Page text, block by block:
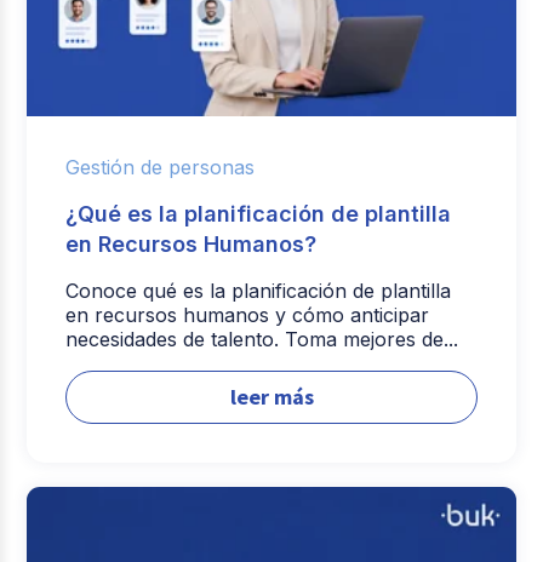
Gestión de personas
¿Qué es la planificación de plantilla
en Recursos Humanos?
Conoce qué es la planificación de plantilla
en recursos humanos y cómo anticipar
necesidades de talento. Toma mejores de...
leer más